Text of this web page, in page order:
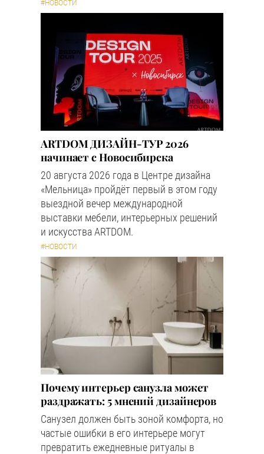
#НОВОСТИ
ARTDOM ДИЗАЙН-ТУР 2026
начинает с Новосибирска
20 августа 2026 года в Центре дизайна
«Мельница» пройдёт первый в этом году
выездной вечер международной
выставки мебели, интерьерных решений
и искусства ARTDOM.
#НОВОСТИ
Почему интерьер санузла может
раздражать: 5 мнений дизайнеров
Санузел должен быть зоной комфорта, но
частые ошибки в его интерьере могут
превратить ежедневные ритуалы в